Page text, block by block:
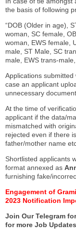
the basis of following
“DOB (Older in age),
woman, SC female,
woman, EWS female,
male, ST Male, SC
male, EWS trans-
Applications
case an applicant
unnecessary
At the time of
applicant if the data/
mismatched with
rejected even if there
father/mother name
Shortlisted applicants
format annexed as
furnishing fake/
Engagement of
2023 Notification
Join Our Telegram
for more Job